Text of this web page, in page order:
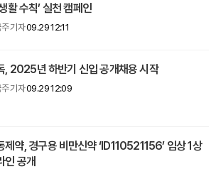
활 수칙’ 실천 캠페인
기자09.29 12:11
, 2025년 하반기 신입 공개채용 시작
기자09.29 12:09
제약, 경구용 비만신약 ‘ID110521156’ 임상 1상
인 공개